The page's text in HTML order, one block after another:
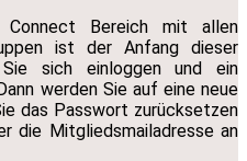
Bereich mit allen
ist der Anfang dieser
sich einloggen und ein
werden Sie auf eine neue
das Passwort zurücksetzen
die Mitgliedsmailadresse an